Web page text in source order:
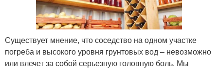
Существует мнение, что соседство на одном участке
погреба и высокого уровня грунтовых вод – невозможно
или влечет за собой серьезную головную боль. Мы